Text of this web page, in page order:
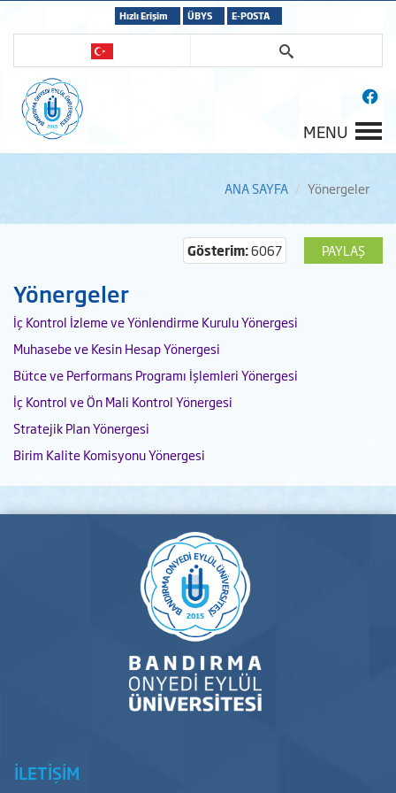
Hızlı Erişim ÜBYS E-POSTA
MENU
ANA SAYFA Yönergeler
PAYLAŞ
Gösterim:6067
Yönergeler
İç Kontrol İzleme ve Yönlendirme Kurulu Yönergesi
Muhasebe ve Kesin Hesap Yönergesi
Bütce ve Performans Programı İşlemleri Yönergesi
İç Kontrol ve Ön Mali Kontrol Yönergesi
Stratejik Plan Yönergesi
Birim Kalite Komisyonu Yönergesi
İLETİŞİM